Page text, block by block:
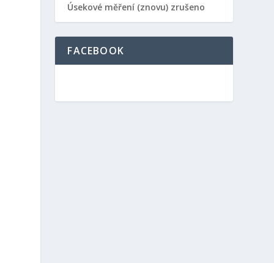
Úsekové měření (znovu) zrušeno
FACEBOOK